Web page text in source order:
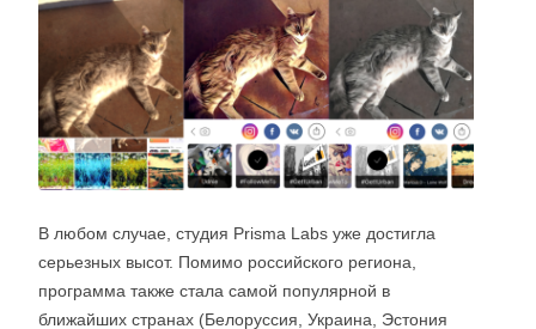
В любом случае, студия Prisma Labs уже достигла
серьезных высот. Помимо российского региона,
программа также стала самой популярной в
ближайших странах (Белоруссия, Украина, Эстония